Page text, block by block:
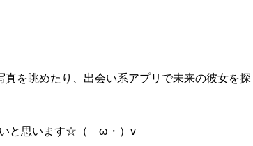
を眺めたり、出会い系アプリで未来の彼女を探
と思います☆（ゝω・）v